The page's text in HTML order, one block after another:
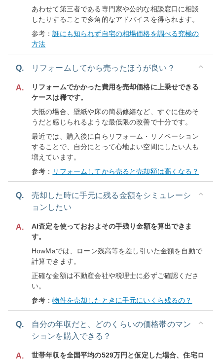
あわせて第三者である専門家や公的な相談窓口に相談
したりすることで多角的なアドバイスを得られます。
参考：誰にも知られず自宅の相場価格を調べる究極の
方法
Q. リフォームしてから売ったほうが良い？
A.
リフォームでかかった費用を売却価格に上乗せできる
ケースは稀です。
大抵の場合、壁紙や床の簡易修繕など、すぐに住めそ
うだと感じられるような最低限の改善で十分です。
最近では、購入後に自らリフォーム・リノベーション
することで、自分にとって心地よい空間にしたい人も
増えています。
参考： リフォームしてから売ると売却額は高くなる？
Q.
売却した時に手元に残る金額をシミュレーシ
ョンしたい
A.
AI査定を使っておおよその手残り金額を算出できま
す。
HowMaでは、ローン残高等を差し引いた金額を自動で
計算できます。
正確な金額は不動産会社や税理士に必ずご確認くださ
い。
参考：物件を売却したときに手元にいくら残るの？
Q.
自分の年収だと、どのくらいの価格帯のマン
ションを購入できる？
A. 世帯年収を全国平均の529万円と仮定した場合、住宅ロ